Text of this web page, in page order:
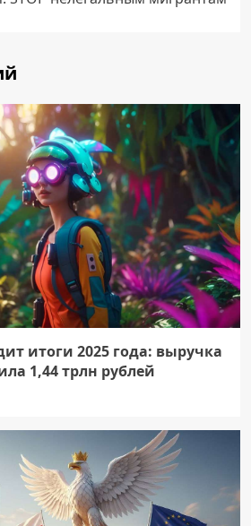
итоги 2025 года: выручка
1,44 трлн рублей